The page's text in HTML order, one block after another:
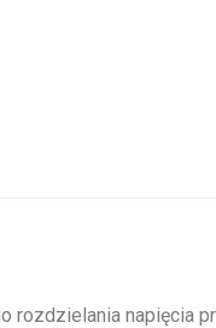
rozdzielania napięcia